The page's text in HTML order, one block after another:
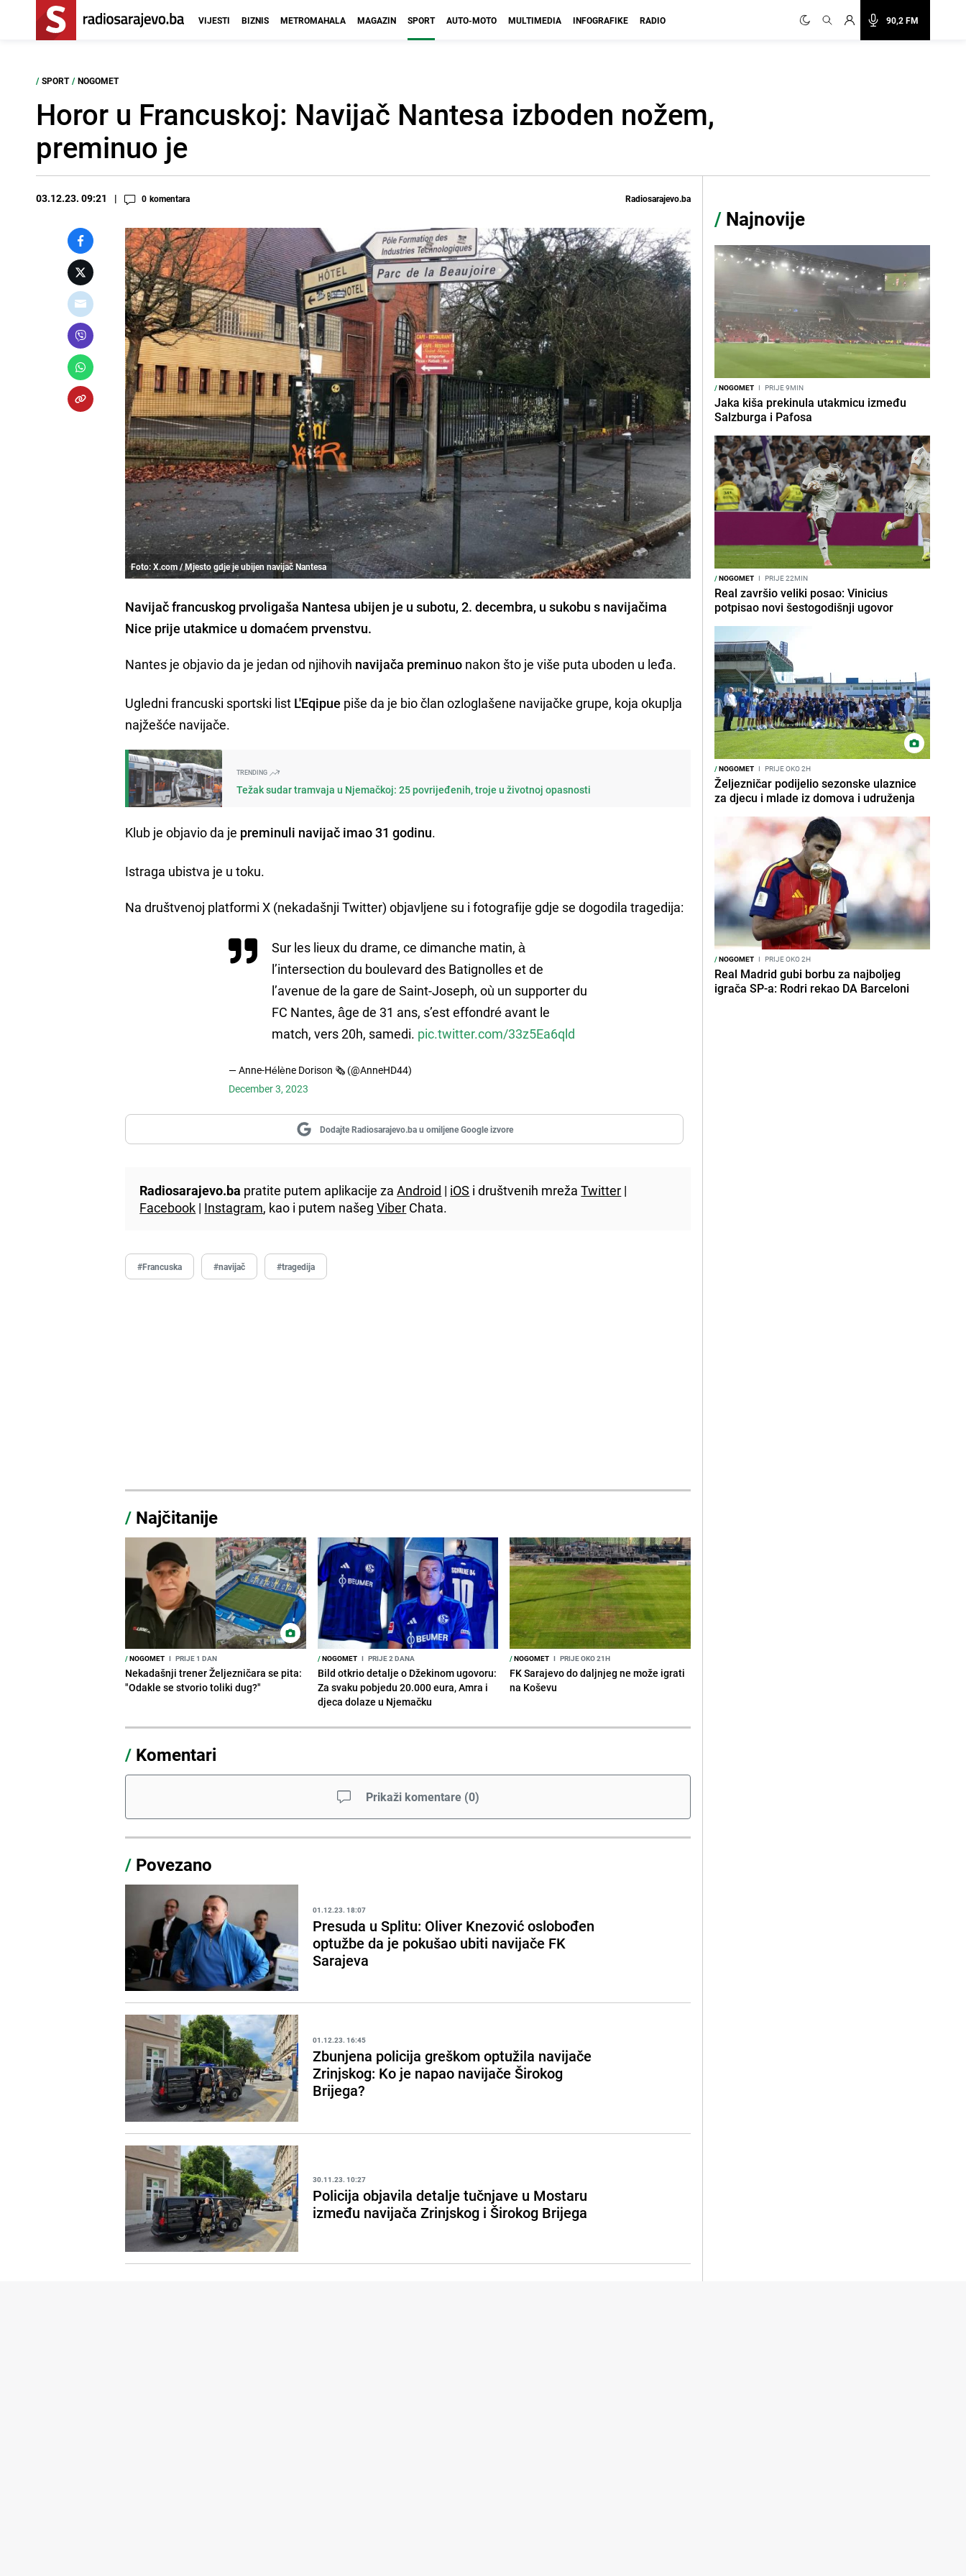
90,2 FM
VIJESTI BIZNIS METROMAHALA MAGAZIN SPORT AUTO-MOTO MULTIMEDIA INFOGRAFIKE RADIO
/ SPORT / NOGOMET
Horor u Francuskoj: Navijač Nantesa izboden nožem,
preminuo je
03.12.23. 09:21 0 komentara Radiosarajevo.ba
Foto: X.com / Mjesto gdje je ubijen navijač Nantesa
Navijač francuskog prvoligaša Nantesa ubijen je u subotu, 2. decembra, u sukobu s navijačima
Nice prije utakmice u domaćem prvenstvu.
Nantes je objavio da je jedan od njihovih navijača preminuo nakon što je više puta uboden u leđa.
Ugledni francuski sportski list L'Eqipue piše da je bio član ozloglašene navijačke grupe, koja okuplja
najžešće navijače.
TRENDING
Težak sudar tramvaja u Njemačkoj: 25 povrijeđenih, troje u životnoj opasnosti
Klub je objavio da je preminuli navijač imao 31 godinu.
Istraga ubistva je u toku.
Na društvenoj platformi X (nekadašnji Twitter) objavljene su i fotografije gdje se dogodila tragedija:
Sur les lieux du drame, ce dimanche matin, à
l’intersection du boulevard des Batignolles et de
l’avenue de la gare de Saint-Joseph, où un supporter du
FC Nantes, âge de 31 ans, s’est effondré avant le
match, vers 20h, samedi. pic.twitter.com/33z5Ea6qld
— Anne-Hélène Dorison 🗞 (@AnneHD44)
December 3, 2023
Dodajte Radiosarajevo.ba u omiljene Google izvore
Radiosarajevo.ba pratite putem aplikacije zaAndroid | iOS i društvenih mrežaTwitter |
Facebook | Instagram, kao i putem našegViber Chata.
#Francuska #navijač #tragedija
/ Najčitanije
/NOGOMET I PRIJE 1 DAN
Nekadašnji trener Željezničara se pita:
"Odakle se stvorio toliki dug?"
/NOGOMET I PRIJE 2 DANA
Bild otkrio detalje o Džekinom ugovoru:
Za svaku pobjedu 20.000 eura, Amra i
djeca dolaze u Njemačku
/NOGOMET I PRIJE OKO 21H
FK Sarajevo do daljnjeg ne može igrati
na Koševu
/ Komentari
Prikaži komentare (0)
/ Povezano
01.12.23. 18:07
Presuda u Splitu: Oliver Knezović oslobođen
optužbe da je pokušao ubiti navijače FK
Sarajeva
01.12.23. 16:45
Zbunjena policija greškom optužila navijače
Zrinjskog: Ko je napao navijače Širokog
Brijega?
30.11.23. 10:27
Policija objavila detalje tučnjave u Mostaru
između navijača Zrinjskog i Širokog Brijega
/ Najnovije
/NOGOMET I PRIJE 9MIN
Jaka kiša prekinula utakmicu između
Salzburga i Pafosa
/NOGOMET I PRIJE 22MIN
Real završio veliki posao: Vinicius
potpisao novi šestogodišnji ugovor
/NOGOMET I PRIJE OKO 2H
Željezničar podijelio sezonske ulaznice
za djecu i mlade iz domova i udruženja
/NOGOMET I PRIJE OKO 2H
Real Madrid gubi borbu za najboljeg
igrača SP-a: Rodri rekao DA Barceloni